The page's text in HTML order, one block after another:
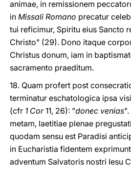
animae, in remissionem
in Missali Romano precatur
tui reficimur, Spiritu eius Sancto
Christo" (29). Dono itaque
Christus donum, iam in
sacramento praeditum.
18. Quam profert post
terminatur eschatologica ipsa
(cfr 1 Cor11, 26): "donec venias
metam, laetitiae plenae
quodam sensu est Paradisi
in Eucharistia fidentem
adventum Salvatoris nostri Iesu